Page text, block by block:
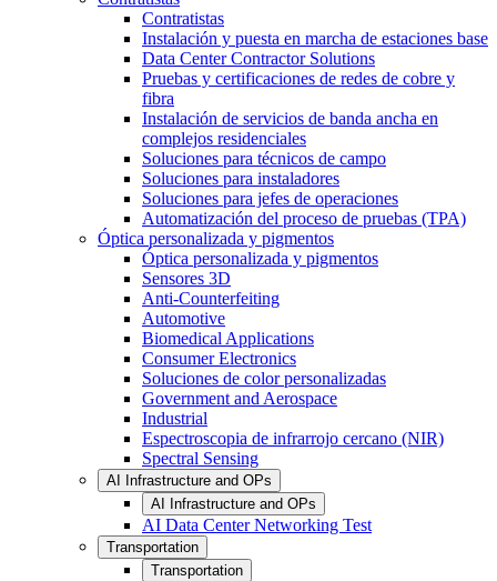
Contratistas
Instalación y puesta en marcha de estaciones base
Data Center Contractor Solutions
Pruebas y certificaciones de redes de cobre y
fibra
Instalación de servicios de banda ancha en
complejos residenciales
Soluciones para técnicos de campo
Soluciones para instaladores
Soluciones para jefes de operaciones
Automatización del proceso de pruebas (TPA)
Óptica personalizada y pigmentos
Óptica personalizada y pigmentos
Sensores 3D
Anti-Counterfeiting
Automotive
Biomedical Applications
Consumer Electronics
Soluciones de color personalizadas
Government and Aerospace
Industrial
Espectroscopia de infrarrojo cercano (NIR)
Spectral Sensing
AI Infrastructure and OPs
AI Infrastructure and OPs
AI Data Center Networking Test
Transportation
Transportation